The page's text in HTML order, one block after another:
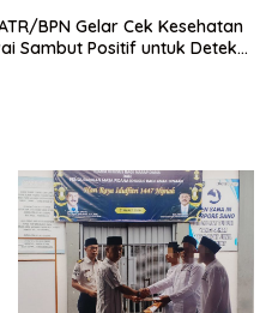
BPN Gelar Cek Kesehatan
Sambut Positif untuk Deteksi